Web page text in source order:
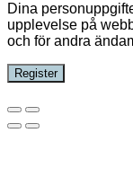
Dina
upplevelse på
och för andra
Register